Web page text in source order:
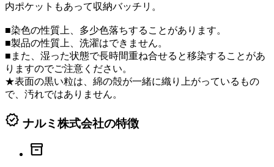
内ポケットもあって収納バッチリ。
■染色の性質上、多少色落ちすることがあります。
■製品の性質上、洗濯はできません。
■また、湿った状態で長時間重ね合せると移染することがあ
りますのでご注意ください。
★表面の黒い粒は、綿の殻が一緒に織り上がっているもの
で、汚れではありません。
verified ナルミ株式会社の特徴
inventory_2